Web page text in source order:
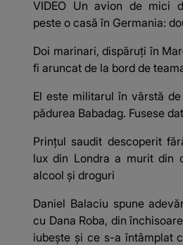
VIDEO Un avion de mici
peste o casă în Germania:
Doi marinari, dispăruți în
fi aruncat de la bord de
El este militarul în vârstă
pădurea Babadag. Fusese
Prințul saudit descoperit
lux din Londra a murit din
alcool și droguri
Daniel Balaciu spune
cu Dana Roba, din
iubește și ce s-a întâmplat